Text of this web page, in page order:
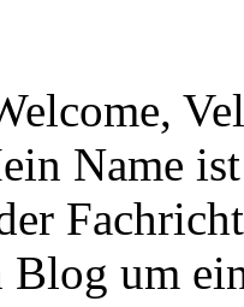
Name
Blog um